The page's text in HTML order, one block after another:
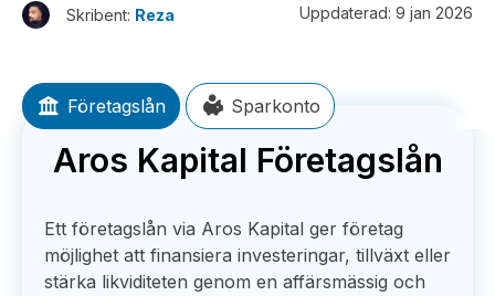
Skribent: Reza Uppdaterad: 9 jan 2026
Företagslån Sparkonto
Aros Kapital Företagslån
Ett företagslån via Aros Kapital ger företag
möjlighet att finansiera investeringar, tillväxt eller
stärka likviditeten genom en affärsmässig och